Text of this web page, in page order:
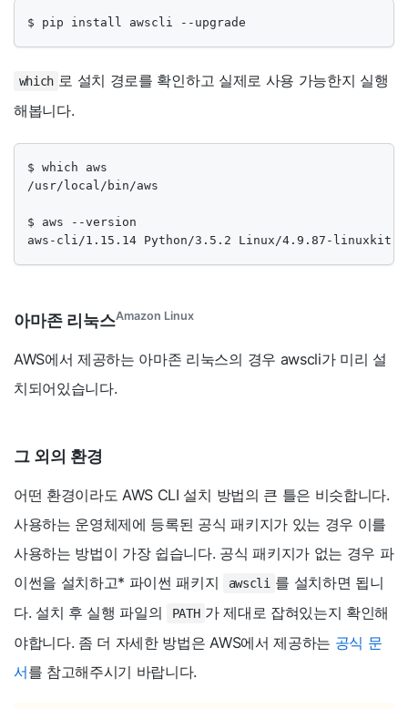
$ pip install awscli --upgrade
which 로 설치 경로를 확인하고 실제로 사용 가능한지 실행
해봅니다.
$ which aws
/usr/local/bin/aws
$ aws --version
aws-cli/1.15.14 Python/3.5.2 Linux/4.9.87-linuxkit-
아마존 리눅스Amazon Linux
AWS에서 제공하는 아마존 리눅스의 경우 awscli가 미리 설
치되어있습니다.
그 외의 환경
어떤 환경이라도 AWS CLI 설치 방법의 큰 틀은 비슷합니다.
사용하는 운영체제에 등록된 공식 패키지가 있는 경우 이를
사용하는 방법이 가장 쉽습니다. 공식 패키지가 없는 경우 파
이썬을 설치하고* 파이썬 패키지 awscli 를 설치하면 됩니
다. 설치 후 실행 파일의
PATH 가 제대로 잡혀있는지 확인해
야합니다. 좀 더 자세한 방법은 AWS에서 제공하는 공식 문
서를 참고해주시기 바랍니다.